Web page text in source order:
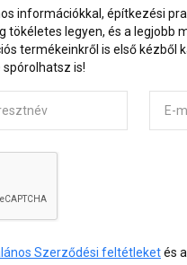
információkkal, építkezési
tökéletes legyen, és a legjobb
termékeinkről is első kézből
is!
Szerződési feltétleketés